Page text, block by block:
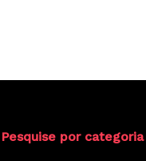
Pesquise por categoria